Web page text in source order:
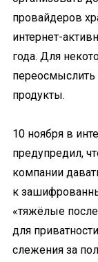
провайдеров
интернет-
года. Для
переосмыслить
продукты.
10 ноября в
предупредил,
компании
к
«тяжёлые
для
слежения за